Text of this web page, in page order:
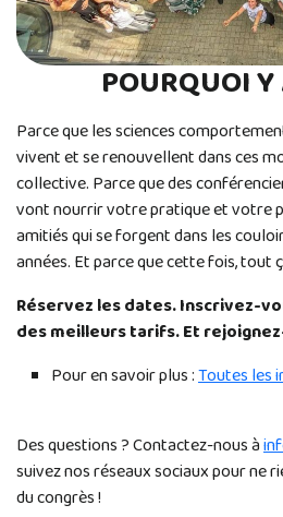
POURQUOI
Parce que les sciences
vivent et se renouvellent dans ces
collective. Parce que des
vont nourrir votre pratique et votre
amitiés qui se forgent dans les
années. Et parce que cette fois, tout
Réservez les dates. Inscrivez-
des meilleurs tarifs. Et
Pour en savoir plus :Toutes les
Des questions ? Contactez-nous à
suivez nos réseaux sociaux pour ne
du congrès !